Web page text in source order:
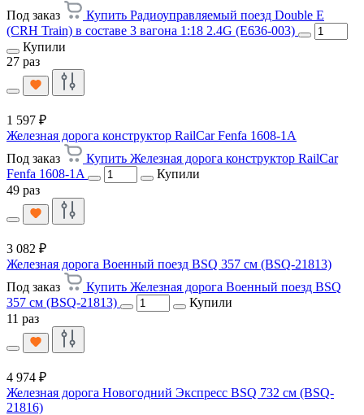
Под заказ
Купить Радиоуправляемый поезд Double E
(CRH Train) в составе 3 вагона 1:18 2.4G (E636-003)
Купили
27 раз
1 597 ₽
Железная дорога конструктор RailCar Fenfa 1608-1A
Под заказ
Купить Железная дорога конструктор RailCar
Fenfa 1608-1A
Купили
49 раз
3 082 ₽
Железная дорога Военный поезд BSQ 357 см (BSQ-21813)
Под заказ
Купить Железная дорога Военный поезд BSQ
357 см (BSQ-21813)
Купили
11 раз
4 974 ₽
Железная дорога Новогодний Экспресс BSQ 732 см (BSQ-
21816)